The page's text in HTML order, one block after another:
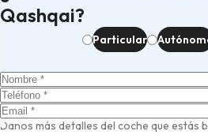
Qashqai?
Particular